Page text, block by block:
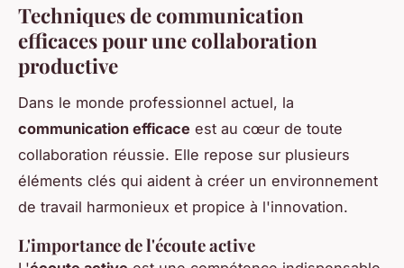
Techniques de communication
efficaces pour une collaboration
productive
Dans le monde professionnel actuel, la
communication efficace est au cœur de toute
collaboration réussie. Elle repose sur plusieurs
éléments clés qui aident à créer un environnement
de travail harmonieux et propice à l'innovation.
L'importance de l'écoute active